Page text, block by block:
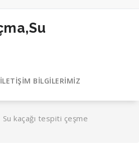
İLETİŞİM BİLGİLERİMİZ
Su kaçağı tespiti çeşme